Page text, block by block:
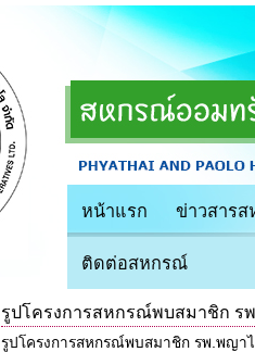
หน้าแรก ข่าวสาร
ติดต่อสหกรณ์
รูปโครงการสหกรณ์พบสมาชิก ร
รูปโครงการสหกรณ์พบสมาชิก รพ.พญา